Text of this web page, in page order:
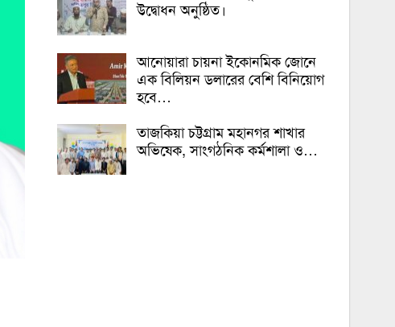
উদ্বোধন অনুষ্ঠিত।
আনোয়ারা চায়না ইকোনমিক জোনে
এক বিলিয়ন ডলারের বেশি বিনিয়োগ
হবে…
তাজকিয়া চট্টগ্রাম মহানগর শাখার
অভিষেক, সাংগঠনিক কর্মশালা ও…